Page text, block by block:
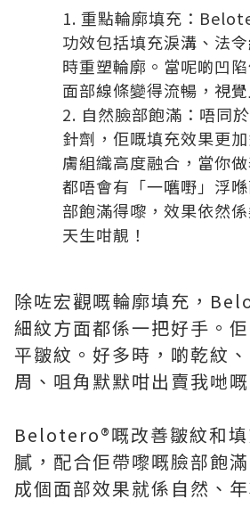
重點輪廓填充：
功效包括填充淚溝、法
時重塑輪廓。當呢啲凹
面部線條變得流暢，視
自然臉部飽滿：唔同
針劑，佢嘅填充效果更
膚組織高度融合，當你
都唔會有「一嚿嘢」浮
部飽滿得嚟，效果依然
天生咁靚！
除咗宏觀嘅輪廓填充，
細紋方面都係一把好手。
平皺紋。好多時，啲乾紋
周、咀角默默咁出賣我哋嘅
Belotero®嘅改善皺紋和填
膩，配合佢帶嚟嘅臉部飽
成個面部效果就係自然、